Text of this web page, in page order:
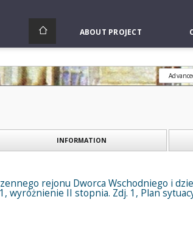
ABOUT PROJECT
INFORMATION
rejonu Dworca Wschodniego i
wyróżnienie II stopnia. Zdj. 1, Plan